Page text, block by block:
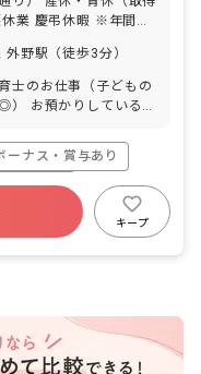
業 慶弔休暇 ※年間休
野駅（徒歩3分）
士のお仕事（子どもの
） お預かりしている子
・清潔・衣類の着脱等
た社会性の装着 ・行事
知らせの作成
ーナス・賞与あり
厚生充実
産休育休制度
キープ